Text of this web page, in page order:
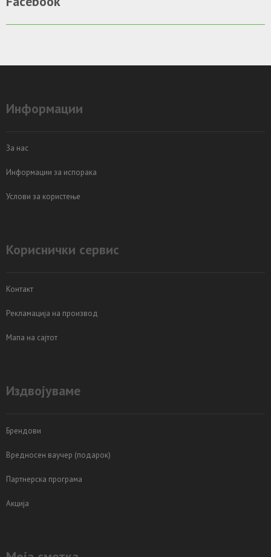
Информации
За нас
Информации за испорака
Услови за користење
Кориснички сервис
Контакт
Рекламација на производ
Мапа на сајтот
Издвојуваме
Брендови
Вредносен ваучер (подарок)
Партнерска програма
Акција